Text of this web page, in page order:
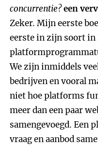
concurrentie?een
Zeker. Mijn eerste
eerste in zijn soort in
We zijn inmiddels
bedrijven en vooral
niet hoe platforms
meer dan een paar
samengevoegd. Een
vraag en aanbod